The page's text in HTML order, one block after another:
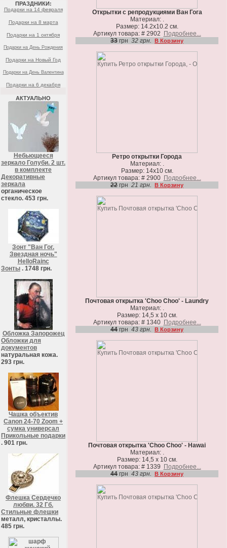
ПРАЗДНИКИ:
Подарки на 14 февраля
Подарки на 8 марта
Подарки на 1 октября
Подарки на День Рождения
Подарки на Новый Год
Подарки на День Валентина
Подарки на 6 декабря
АКТУАЛЬНО
Небьющееся
зеркало Голуби. 2 шт.
в комплекте
Декоративные
зеркала
органическое
стекло. 453 грн.
Зонт "Ван Гог.
Звездная ночь"
HelloRainc
Зонты . 1748 грн.
Обложка Запорожец
Обложки для
документов
натуральная кожа.
293 грн.
Чашка объектив
Canon 24-70 Zoom +
сумка универсал
Прикольные подарки
. 901 грн.
Флешка Сердечко
любви. 32 Гб.
Стильные флешки
металл, кристаллы.
485 грн.
Открытки с репродукциями Ван Гога
Материал: .
Размер: 14.2х10.2 см.
Артикул товара: # 2902
Подробнее...
33 грн 32 грн. В Корзину
Ретро открытки Города
Материал: .
Размер: 14х10 см.
Артикул товара: # 2900 Подробнее...
22 грн 21 грн. В Корзину
Почтовая открытка 'Choo Choo' - Laundry
Материал: .
Размер: 14,5 х 10 см.
Артикул товара: # 1340 Подробнее...
44 грн 43 грн. В Корзину
Почтовая открытка 'Choo Choo' - Hawai
Материал: .
Размер: 14,5 х 10 см.
Артикул товара: # 1339
Подробнее...
44 грн 43 грн. В Корзину